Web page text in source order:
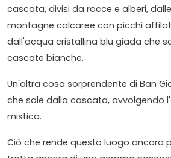
cascata, divisi da rocce e alberi,
montagne calcaree con picchi
dall'acqua cristallina blu giada che
cascate bianche.
Un'altra cosa sorprendente di Ban
che sale dalla cascata, avvolgendo
mistica.
Ciò che rende questo luogo ancora